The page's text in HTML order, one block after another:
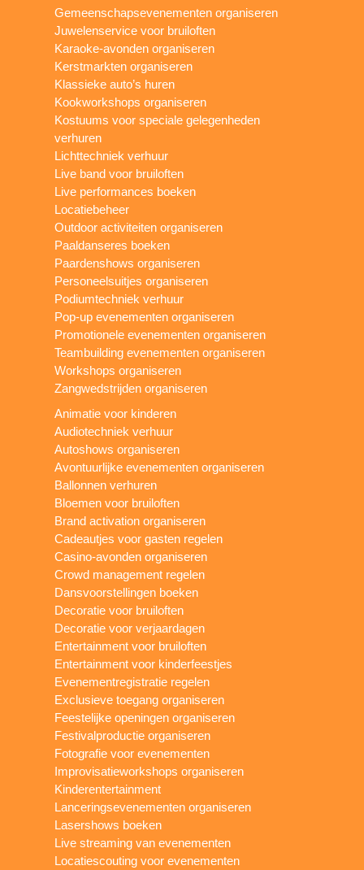
Gemeenschapsevenementen organiseren
Juwelenservice voor bruiloften
Karaoke-avonden organiseren
Kerstmarkten organiseren
Klassieke auto’s huren
Kookworkshops organiseren
Kostuums voor speciale gelegenheden
verhuren
Lichttechniek verhuur
Live band voor bruiloften
Live performances boeken
Locatiebeheer
Outdoor activiteiten organiseren
Paaldanseres boeken
Paardenshows organiseren
Personeelsuitjes organiseren
Podiumtechniek verhuur
Pop-up evenementen organiseren
Promotionele evenementen organiseren
Teambuilding evenementen organiseren
Workshops organiseren
Zangwedstrijden organiseren
Animatie voor kinderen
Audiotechniek verhuur
Autoshows organiseren
Avontuurlijke evenementen organiseren
Ballonnen verhuren
Bloemen voor bruiloften
Brand activation organiseren
Cadeautjes voor gasten regelen
Casino-avonden organiseren
Crowd management regelen
Dansvoorstellingen boeken
Decoratie voor bruiloften
Decoratie voor verjaardagen
Entertainment voor bruiloften
Entertainment voor kinderfeestjes
Evenementregistratie regelen
Exclusieve toegang organiseren
Feestelijke openingen organiseren
Festivalproductie organiseren
Fotografie voor evenementen
Improvisatieworkshops organiseren
Kinderentertainment
Lanceringsevenementen organiseren
Lasershows boeken
Live streaming van evenementen
Locatiescouting voor evenementen